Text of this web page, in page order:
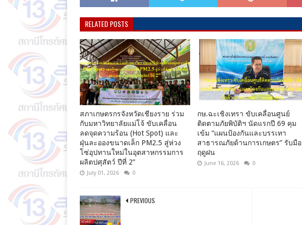
RELATED POSTS
สภาเกษตรกรจังหวัดเชียงราย ร่วม
กับมหาวิทยาลัยแม่โจ้ ขับเคลื่อน
ลดจุดความร้อน (Hot Spot) และ
ฝุ่นละอองขนาดเล็ก PM2.5 สู่ห่วง
โซ่อุปทานใหม่ในอุตสาหกรรมการ
ผลิตปศุสัตว์ ปีที่ 2”
July 01, 2026 0
กษ.ฉะเชิงเทรา ขับเคลื่อนศูนย์
ติดตามภัยพิบัติฯ นัดแรกปี 69 คุม
เข้ม “แผนป้องกันและบรรเทา
สาธารณภัยด้านการเกษตร” รับมือ
ฤดูฝน
June 16, 2026 0
PREVIOUS